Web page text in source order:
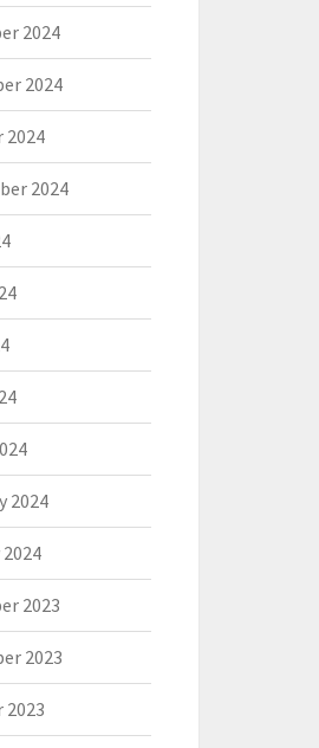
2024
2024
2024
2024
2024
2023
2023